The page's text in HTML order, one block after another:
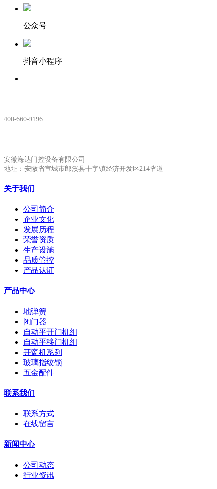
公众号
抖音小程序
400-660-9196
安徽海达门控设备有限公司
地址：安徽省宣城市郎溪县十字镇经济开发区214省道
关于我们
公司简介
企业文化
发展历程
荣誉资质
生产设施
品质管控
产品认证
产品中心
地弹簧
闭门器
自动平开门机组
自动平移门机组
开窗机系列
玻璃指纹锁
五金配件
联系我们
联系方式
在线留言
新闻中心
公司动态
行业资讯